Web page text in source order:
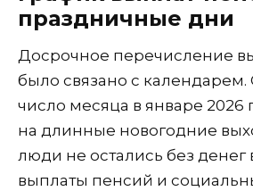
праздничные дни
Досрочное перечисление
было связано с календарем.
число месяца в январе 2026
на длинные новогодние
люди не остались без денег
выплаты пенсий и